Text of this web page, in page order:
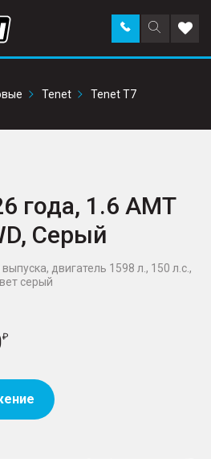
Поиск
по
Заказать
звонок в
Tenet Tenet T7
года, 1.6 AMT
Серый
двигатель 1598 л., 150 л.с.,
серый